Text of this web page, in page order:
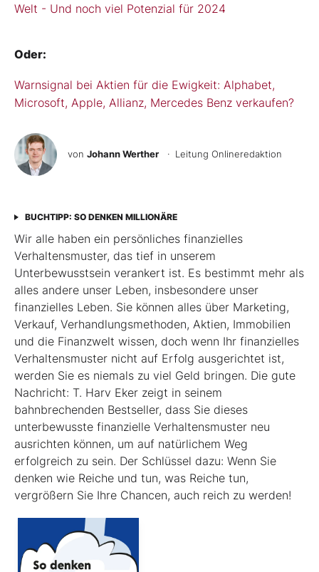
Welt - Und noch viel Potenzial für 2024
Oder:
Warnsignal bei Aktien für die Ewigkeit: Alphabet,
Microsoft, Apple, Allianz, Mercedes Benz verkaufen?
von Johann Werther · Leitung Onlineredaktion
BUCHTIPP: SO DENKEN MILLIONÄRE
Wir alle haben ein persönliches finanzielles
Verhaltensmuster, das tief in unserem
Unterbewusstsein verankert ist. Es bestimmt mehr als
alles andere unser Leben, insbesondere unser
finanzielles Leben. Sie können alles über Marketing,
Verkauf, Verhandlungsmethoden, Aktien, Immobilien
und die Finanzwelt wissen, doch wenn Ihr finanzielles
Verhaltensmuster nicht auf Erfolg ausgerichtet ist,
werden Sie es niemals zu viel Geld bringen. Die gute
Nachricht: T. Harv Eker zeigt in seinem
bahnbrechenden Bestseller, dass Sie dieses
unterbewusste finanzielle Verhaltensmuster neu
ausrichten können, um auf natürlichem Weg
erfolgreich zu sein. Der Schlüssel dazu: Wenn Sie
denken wie Reiche und tun, was Reiche tun,
vergrößern Sie Ihre Chancen, auch reich zu werden!